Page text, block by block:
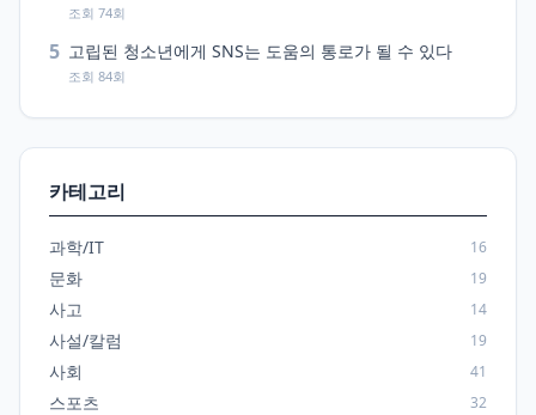
조회 74회
5 고립된 청소년에게 SNS는 도움의 통로가 될 수 있다
조회 84회
카테고리
과학/IT 16
문화 19
사고 14
사설/칼럼 19
사회 41
스포츠 32